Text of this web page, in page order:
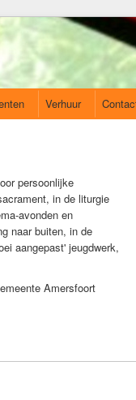
Verhuur
persoonlijke
in de liturgie
avonden en
naar buiten, in de
aangepast' jeugdwerk,
Amersfoort